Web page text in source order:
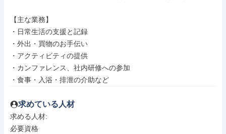
【主な業務】
・日常生活の支援と記録
・外出・買物のお手伝い
・アクティビティの提供
・カンファレンス、社内研修への参加
・食事・入浴・排泄の介助など
求めている人材
求める人材:
必要資格